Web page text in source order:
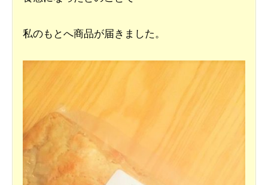
私のもとへ商品が届きました。